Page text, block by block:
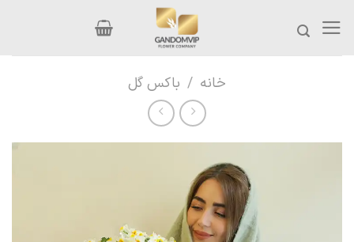
content
خانه / باکس گل